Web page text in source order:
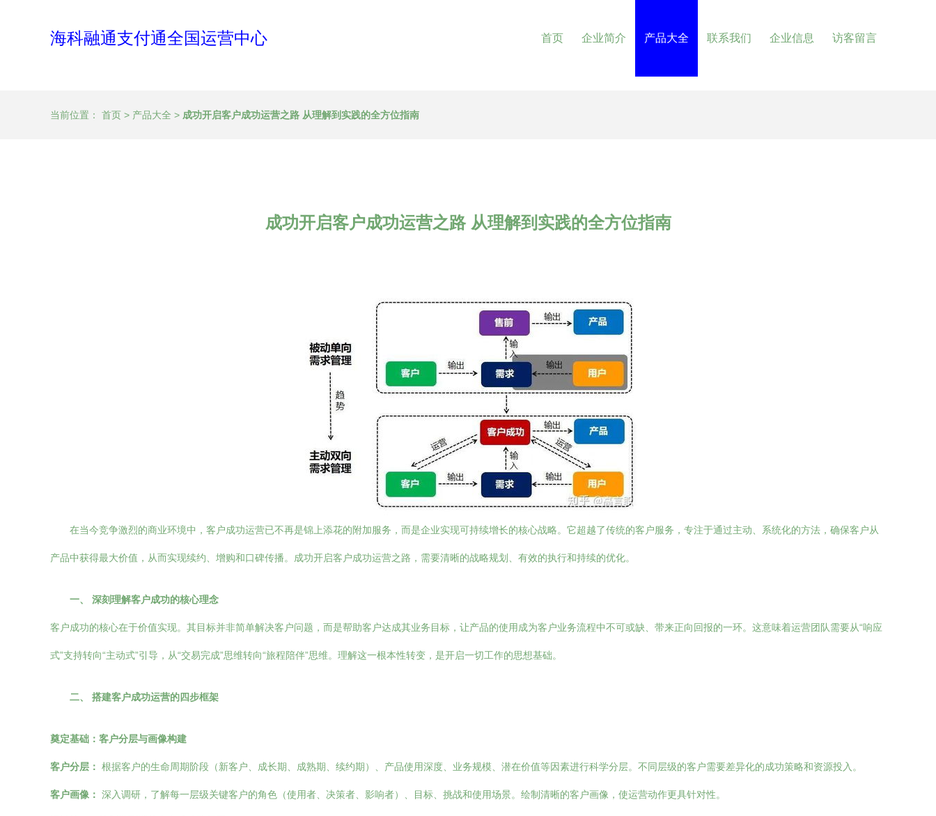
海科融通支付通全国运营中心 首页 企业简介 产品大全 联系我们 企业信息 访客留言
当前位置： 首页 > 产品大全 > 成功开启客户成功运营之路 从理解到实践的全方位指南
成功开启客户成功运营之路 从理解到实践的全方位指南
在当今竞争激烈的商业环境中，客户成功运营已不再是锦上添花的附加服务，而是企业实现可持续增长的核心战略。它超越了传统的客户服务，专注于通过主动、系统化的方法，确保客户从
产品中获得最大价值，从而实现续约、增购和口碑传播。成功开启客户成功运营之路，需要清晰的战略规划、有效的执行和持续的优化。
一、 深刻理解客户成功的核心理念
客户成功的核心在于价值实现。其目标并非简单解决客户问题，而是帮助客户达成其业务目标，让产品的使用成为客户业务流程中不可或缺、带来正向回报的一环。这意味着运营团队需要从“响应
式”支持转向“主动式”引导，从“交易完成”思维转向“旅程陪伴”思维。理解这一根本性转变，是开启一切工作的思想基础。
二、 搭建客户成功运营的四步框架
奠定基础：客户分层与画像构建
客户分层： 根据客户的生命周期阶段（新客户、成长期、成熟期、续约期）、产品使用深度、业务规模、潜在价值等因素进行科学分层。不同层级的客户需要差异化的成功策略和资源投入。
客户画像： 深入调研，了解每一层级关键客户的角色（使用者、决策者、影响者）、目标、挑战和使用场景。绘制清晰的客户画像，使运营动作更具针对性。